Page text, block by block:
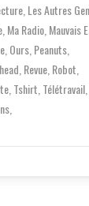
Les Autres
Ma Radio Mauvais
Ours Peanuts
Revue Robot
Tshirt Télétravail